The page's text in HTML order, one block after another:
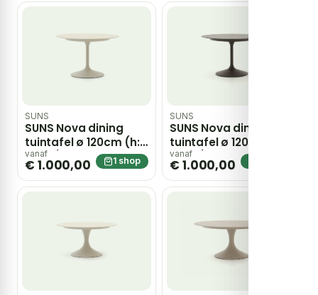
SUNS
SUNS Nova dining
tuintafel ø 120cm (h:
75cm) – Taupe
vanaf
€ 1.000,00 1 shop
SUNS
SUNS Nova dining
tuintafel ø 120cm (h:
75cm) – Taupe
vanaf
€ 1.000,00